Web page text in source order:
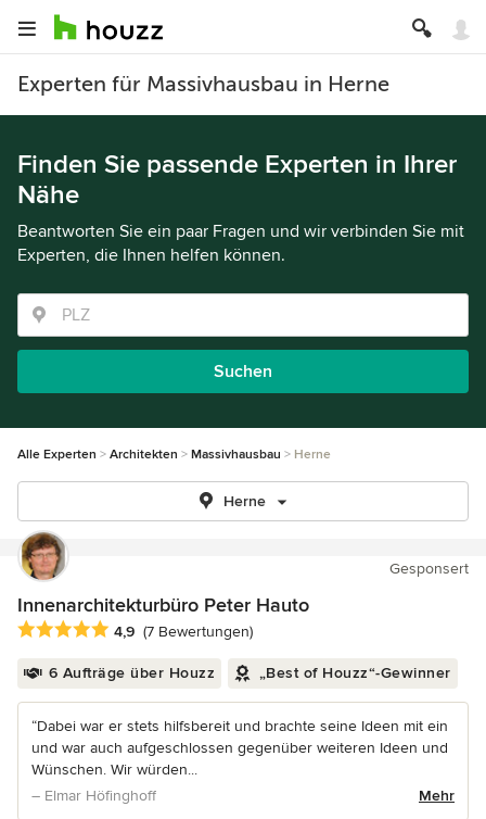
Experten für Massivhausbau in Herne
Finden Sie passende Experten in Ihrer
Nähe
Beantworten Sie ein paar Fragen und wir verbinden Sie mit
Experten, die Ihnen helfen können.
Suchen
Alle Experten Architekten Massivhausbau Herne
Herne
Gesponsert
Innenarchitekturbüro Peter Hauto
Durchschnittliche Bewertung: 4.9 von 5 Sternen
4,9 (7 Bewertungen)
6 Aufträge über Houzz „Best of Houzz“-Gewinner
“Dabei war er stets hilfsbereit und brachte seine Ideen mit ein
und war auch aufgeschlossen gegenüber weiteren Ideen und
Wünschen. Wir würden...
– Elmar Höfinghoff
Mehr